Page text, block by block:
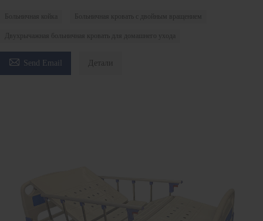
Больничная койка Больничная кровать с двойным вращением
Двухрычажная больничная кровать для домашнего ухода
 Send Email Детали